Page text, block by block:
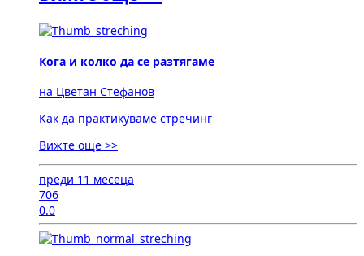
Кога и колко да се разтягаме
на Цветан Стефанов
Как да практикуваме стречинг
Вижте още >>
преди 11 месеца
706
0.0